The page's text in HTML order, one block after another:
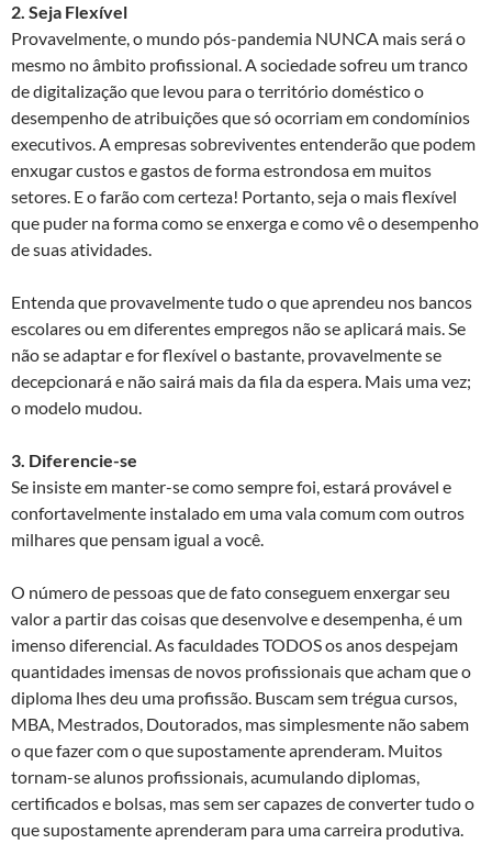
2. Seja Flexível
Provavelmente, o mundo pós-pandemia NUNCA mais será o
mesmo no âmbito profissional. A sociedade sofreu um tranco
de digitalização que levou para o território doméstico o
desempenho de atribuições que só ocorriam em condomínios
executivos. A empresas sobreviventes entenderão que podem
enxugar custos e gastos de forma estrondosa em muitos
setores. E o farão com certeza! Portanto, seja o mais flexível
que puder na forma como se enxerga e como vê o desempenho
de suas atividades.
Entenda que provavelmente tudo o que aprendeu nos bancos
escolares ou em diferentes empregos não se aplicará mais. Se
não se adaptar e for flexível o bastante, provavelmente se
decepcionará e não sairá mais da fila da espera. Mais uma vez;
o modelo mudou.
3. Diferencie-se
Se insiste em manter-se como sempre foi, estará provável e
confortavelmente instalado em uma vala comum com outros
milhares que pensam igual a você.
O número de pessoas que de fato conseguem enxergar seu
valor a partir das coisas que desenvolve e desempenha, é um
imenso diferencial. As faculdades TODOS os anos despejam
quantidades imensas de novos profissionais que acham que o
diploma lhes deu uma profissão. Buscam sem trégua cursos,
MBA, Mestrados, Doutorados, mas simplesmente não sabem
o que fazer com o que supostamente aprenderam. Muitos
tornam-se alunos profissionais, acumulando diplomas,
certificados e bolsas, mas sem ser capazes de converter tudo o
que supostamente aprenderam para uma carreira produtiva.